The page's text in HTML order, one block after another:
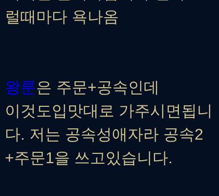
럴때마다 욕나옴
왕룬은 주문+공속인데
이것도입맛대로 가주시면됩니
다. 저는 공속성애자라 공속2
+주문1을 쓰고있습니다.